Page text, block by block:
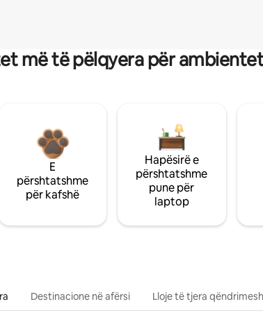
më të pëlqyera për
E
përshtatshme
për kafshë
Hapësirë e
përshtatshme
pune për
laptop
Destinacione në afërsi Lloje të tjera qëndrimesh